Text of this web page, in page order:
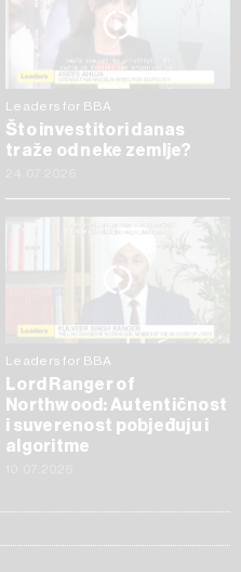
Leaders for BBA
Što investitori danas
traže od neke zemlje?
Leaders for BBA
Lord Ranger of
Northwood: Autentičnost
i suverenost pobjeđuju i
algoritme